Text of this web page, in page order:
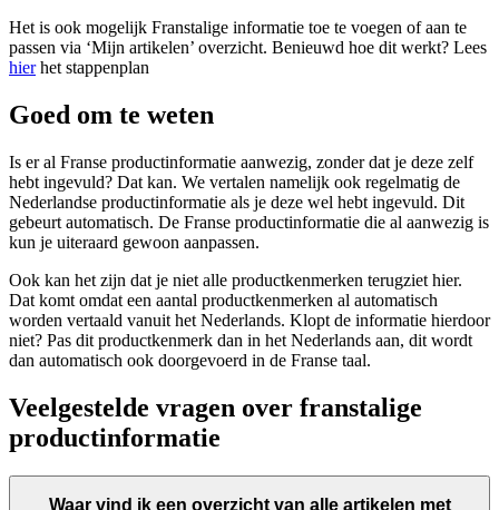
Het is ook mogelijk Franstalige informatie toe te voegen of aan te
passen via ‘Mijn artikelen’ overzicht. Benieuwd hoe dit werkt? Lees
hierhet stappenplan
Goed om te weten
Is er al Franse productinformatie aanwezig, zonder dat je deze zelf
hebt ingevuld? Dat kan. We vertalen namelijk ook regelmatig de
Nederlandse productinformatie als je deze wel hebt ingevuld. Dit
gebeurt automatisch. De Franse productinformatie die al aanwezig is
kun je uiteraard gewoon aanpassen.
Ook kan het zijn dat je niet alle productkenmerken terugziet hier.
Dat komt omdat een aantal productkenmerken al automatisch
worden vertaald vanuit het Nederlands. Klopt de informatie hierdoor
niet? Pas dit productkenmerk dan in het Nederlands aan, dit wordt
dan automatisch ook doorgevoerd in de Franse taal.
Veelgestelde vragen over franstalige
productinformatie
Waar vind ik een overzicht van alle artikelen met